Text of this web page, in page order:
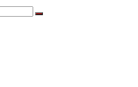
Search